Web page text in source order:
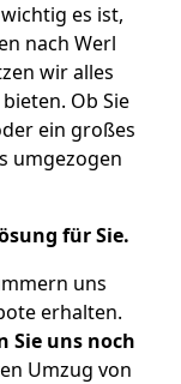
es ist,
nach Werl
wir alles
Ob Sie
ein großes
umgezogen
für Sie.
uns
erhalten.
Sie uns noch
Umzug von